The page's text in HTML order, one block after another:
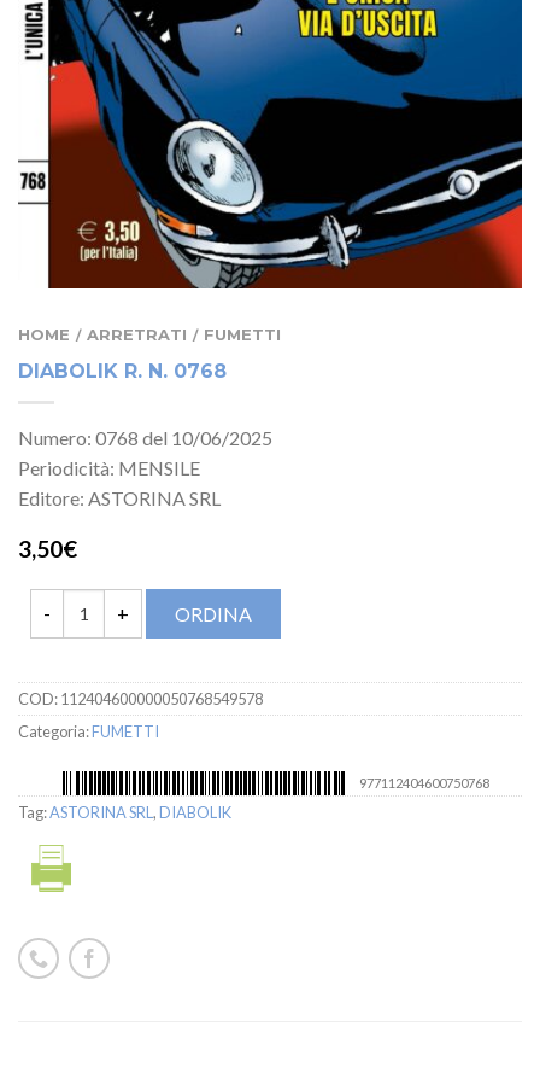
HOME / ARRETRATI / FUMETTI
DIABOLIK R. N. 0768
Numero: 0768 del 10/06/2025
Periodicità: MENSILE
Editore: ASTORINA SRL
3,50€
ORDINA
COD:112404600000050768549578
Categoria:FUMETTI
977112404600750768
Tag:ASTORINA SRL ,DIABOLIK